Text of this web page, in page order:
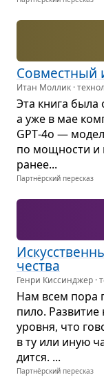
Сов­мест­ный
Итан Моллик ·
Эта книга была
а уже в мае
GPT‑4o —
по мощ­но­сти и
ранее...
Партнёрский пересказ
че­ства
Генри Киссинджер ·
Нам всем пора
пило. Раз­ви­тие
уровня, что
в ту или иную
дится. ...
Партнёрский пересказ